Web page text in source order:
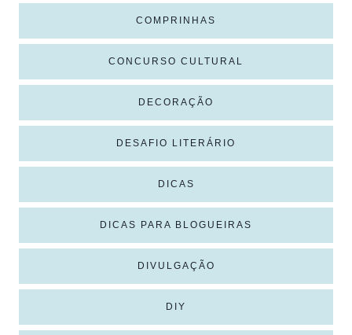
COMPRINHAS
CONCURSO CULTURAL
DECORAÇÃO
DESAFIO LITERÁRIO
DICAS
DICAS PARA BLOGUEIRAS
DIVULGAÇÃO
DIY